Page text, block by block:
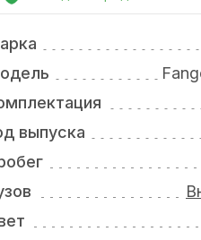
выпуска